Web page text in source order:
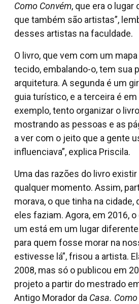
Como Convém, que era o
que também são artistas”,
desses artistas na faculdade.
O livro, que vem com um
tecido, embalando-o, tem sua
arquitetura. A segunda é um
guia turístico, e a terceira é
exemplo, tento organizar o
mostrando as pessoas e as
a ver com o jeito que a gente
influenciava”, explica Priscila.
Uma das razões do livro
qualquer momento. Assim,
morava, o que tinha na
eles faziam. Agora, em 2016,
um está em um lugar
para quem fosse morar na
estivesse lá”, frisou a artista.
2008, mas só o publicou em
projeto a partir do mestrado
Antigo Morador da Casa.